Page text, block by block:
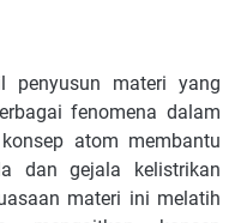
penyusun materi yang
fenomena dalam
atom membantu
dan gejala kelistrikan
materi ini melatih